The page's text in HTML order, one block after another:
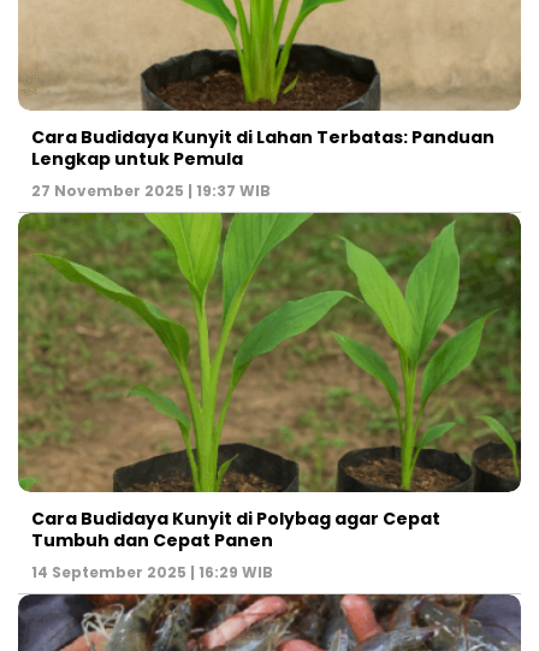
Cara Budidaya Kunyit di Lahan Terbatas: Panduan
Lengkap untuk Pemula
27 November 2025 | 19:37 WIB
Cara Budidaya Kunyit di Polybag agar Cepat
Tumbuh dan Cepat Panen
14 September 2025 | 16:29 WIB